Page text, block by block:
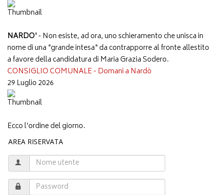
NARDO'- Non esiste, ad ora, uno schieramento che unisca in
nome di una "grande intesa" da contrapporre al fronte allestito
a favore della candidatura di Maria Grazia Sodero.
CONSIGLIO COMUNALE - Domani a Nardò
29 Luglio 2026
Ecco l'ordine del giorno.
AREA RISERVATA